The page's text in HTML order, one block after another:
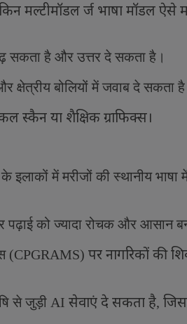
मल्टीमॉडल र्ज भाषा मॉडल ऐसे
सकता है और उत्तर दे सकता है।
बोलियों में जवाब दे सकता
स्कैन या शैक्षिक ग्राफिक्स।
इलाकों में मरीजों की स्थानीय
पढ़ाई को ज्यादा रोचक और आसान
(CPGRAMS) पर नागरिकों की
से जुड़ी AI सेवाएं दे सकता है,